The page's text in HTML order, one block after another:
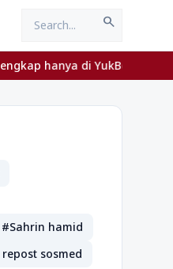
search
YukBelajar.com. Mulai
#Sahrin hamid
sosmed